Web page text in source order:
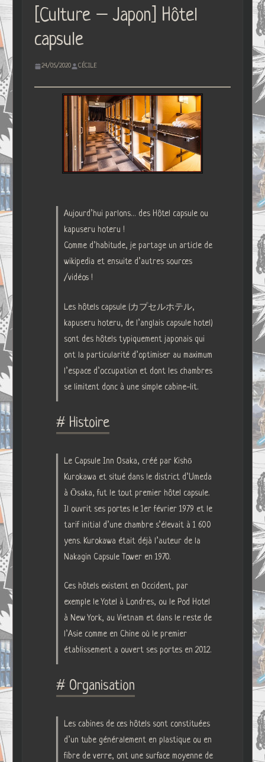
[Culture – Japon] Hôtel
capsule
24/05/2020 CÉCILE
Aujourd’hui parlons… des Hôtel capsule ou
kapuseru hoteru !
Comme d’habitude, je partage un article de
wikipedia et ensuite d’autres sources
/vidéos !
Les hôtels capsule (カプセルホテル,
kapuseru hoteru, de l’anglais capsule hotel)
sont des hôtels typiquement japonais qui
ont la particularité d’optimiser au maximum
l’espace d’occupation et dont les chambres
se limitent donc à une simple cabine-lit.
# Histoire
Le Capsule Inn Osaka, créé par Kishō
Kurokawa et situé dans le district d’Umeda
à Ōsaka, fut le tout premier hôtel capsule.
Il ouvrit ses portes le 1er février 1979 et le
tarif initial d’une chambre s’élevait à 1 600
yens. Kurokawa était déjà l’auteur de la
Nakagin Capsule Tower en 1970.
Ces hôtels existent en Occident, par
exemple le Yotel à Londres, ou le Pod Hotel
à New York, au Vietnam et dans le reste de
l’Asie comme en Chine où le premier
établissement a ouvert ses portes en 2012.
# Organisation
Les cabines de ces hôtels sont constituées
d’un tube généralement en plastique ou en
fibre de verre, ont une surface moyenne de